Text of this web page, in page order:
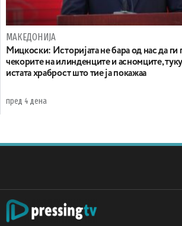
МАКЕДОНИЈА
Мицкоски: Историјата не бара од нас да ги
чекорите на илинденците и асномците,
истата храброст што тие ја покажаа
пред 4 дена